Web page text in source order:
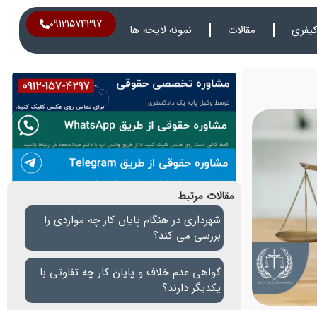
مقالات نمونه لایحه ها 09121574297
مقالات مرتبط
شهرداری در هنگام پایان کار چه مواردی را
بررسی می کند؟
گواهی عدم خلاف و پایان کار چه تفاوتی با
یکدیگر دارند؟